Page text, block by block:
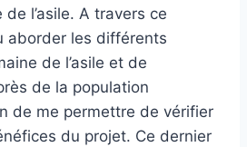
de l’asile. A travers ce
aborder les différents
de l’asile et de
de la population
de me permettre de vérifier
du projet. Ce dernier